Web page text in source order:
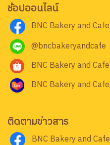
ช้อปออนไลน์
BNC Bakery and Cafe
@bncbakeryandcafe
BNC Bakery and Cafe
BNC Bakery and Cafe
ติดตามข่าวสาร
BNC Bakery and Cafe